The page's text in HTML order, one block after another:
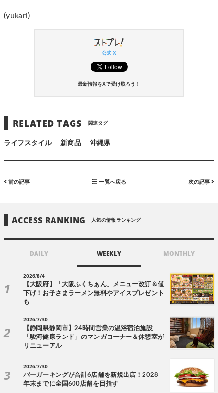
(yukari)
公式 X
最新情報をXで受け取ろう！
RELATED TAGS 関連タグ
ライフスタイル 新商品 沖縄県
前の記事 一覧へ戻る 次の記事
ACCESS RANKING 人気の情報ランキング
DAILY WEEKLY MONTHLY
2026/8/4
【大阪府】「大阪ふくちぁん」メニュー改訂＆値
下げ！お子さまラーメン無料やアイスプレゼント
も
2026/7/30
【静岡県静岡市】24時間営業の温浴宿泊施設
「駿河健康ランド」のマンガコーナー＆休憩室が
リニューアル
2026/7/30
バーガーキングが合計6店舗を新規出店！2028
年末までに全国600店舗を目指す